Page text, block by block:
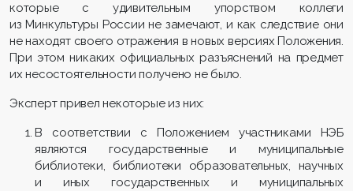
которые с удивительным упорством коллеги
из Минкультуры России не замечают, и как следствие они
не находят своего отражения в новых версиях Положения.
При этом никаких официальных разъяснений на предмет
их несостоятельности получено не было.
Эксперт привел некоторые из них:
В соответствии с Положением участниками НЭБ
являются государственные и муниципальные
библиотеки, библиотеки образовательных, научных
и иных государственных и муниципальных